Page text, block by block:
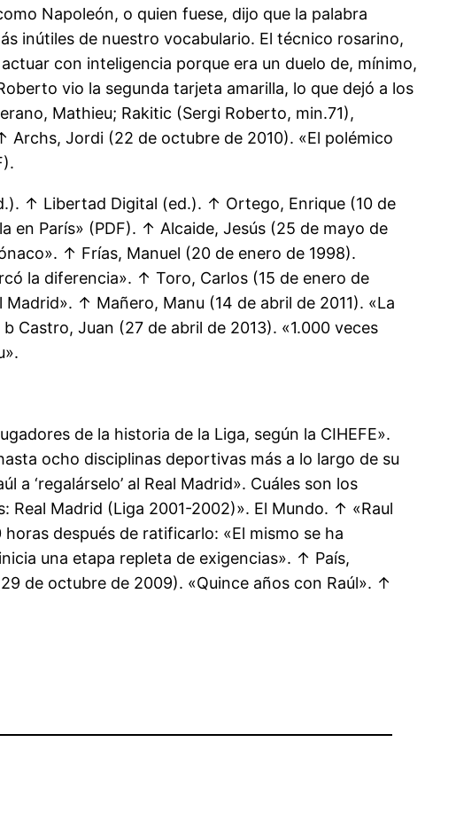
Napoleón, o quien fuese, dijo que la palabra
inútiles de nuestro vocabulario. El técnico rosarino,
con inteligencia porque era un duelo de, mínimo,
vio la segunda tarjeta amarilla, lo que dejó a los
Mathieu; Rakitic (Sergi Roberto, min.71),
Archs, Jordi (22 de octubre de 2010). «El polémico
↑ Libertad Digital (ed.). ↑ Ortego, Enrique (10 de
en París» (PDF). ↑ Alcaide, Jesús (25 de mayo de
↑ Frías, Manuel (20 de enero de 1998).
la diferencia». ↑ Toro, Carlos (15 de enero de
↑ Mañero, Manu (14 de abril de 2011). «La
Castro, Juan (27 de abril de 2013). «1.000 veces
de la historia de la Liga, según la CIHEFE».
ocho disciplinas deportivas más a lo largo de su
‘regalárselo’ al Real Madrid». Cuáles son los
Real Madrid (Liga 2001-2002)». El Mundo. ↑ «Raul
después de ratificarlo: «El mismo se ha
una etapa repleta de exigencias». ↑ País,
de octubre de 2009). «Quince años con Raúl». ↑